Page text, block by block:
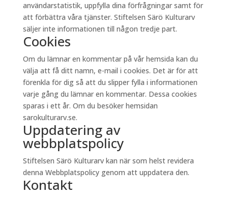
användarstatistik, uppfylla dina förfrågningar samt för
att förbättra våra tjänster. Stiftelsen Särö Kulturarv
säljer inte informationen till någon tredje part.
Cookies
Om du lämnar en kommentar på vår hemsida kan du
välja att få ditt namn, e-mail i cookies. Det är för att
förenkla för dig så att du slipper fylla i informationen
varje gång du lämnar en kommentar. Dessa cookies
sparas i ett år. Om du besöker hemsidan
sarokulturarv.se.
Uppdatering av
webbplatspolicy
Stiftelsen Särö Kulturarv kan när som helst revidera
denna Webbplatspolicy genom att uppdatera den.
Kontakt